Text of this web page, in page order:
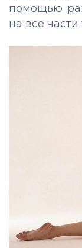
помощью
на все